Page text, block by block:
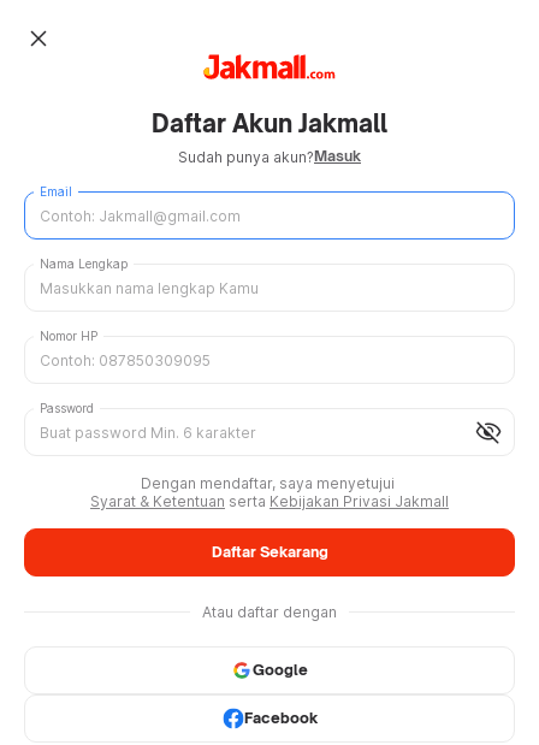
close
Daftar Akun Jakmall
Sudah punya akun?Masuk
Email
Nama Lengkap
Nomor HP
visibility_off
Password
Dengan mendaftar, saya menyetujui
Syarat & Ketentuan serta Kebijakan Privasi Jakmall
Daftar Sekarang
Atau daftar dengan
Google
Facebook